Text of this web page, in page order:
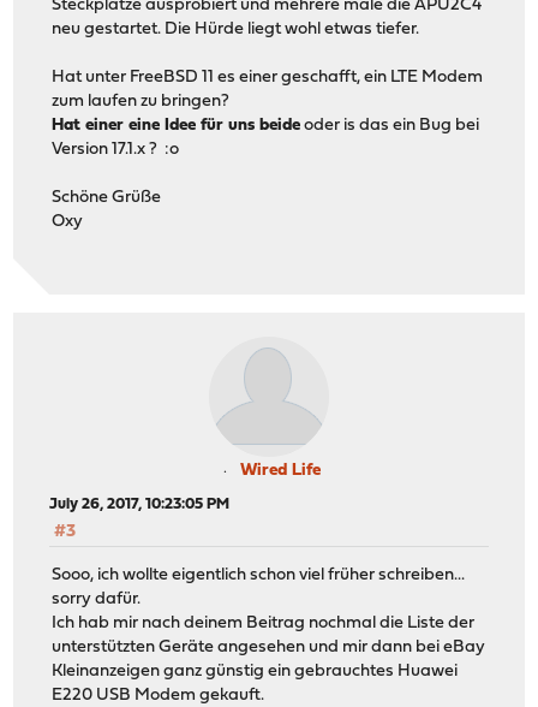
Steckplätze ausprobiert und mehrere male die APU2C4
neu gestartet. Die Hürde liegt wohl etwas tiefer.
Hat unter FreeBSD 11 es einer geschafft, ein LTE Modem
zum laufen zu bringen?
Hat einer eine Idee für uns beide oder is das ein Bug bei
Version 17.1.x ? :o
Schöne Grüße
Oxy
Wired Life
July 26, 2017, 10:23:05 PM
#3
Sooo, ich wollte eigentlich schon viel früher schreiben...
sorry dafür.
Ich hab mir nach deinem Beitrag nochmal die Liste der
unterstützten Geräte angesehen und mir dann bei eBay
Kleinanzeigen ganz günstig ein gebrauchtes Huawei
E220 USB Modem gekauft.